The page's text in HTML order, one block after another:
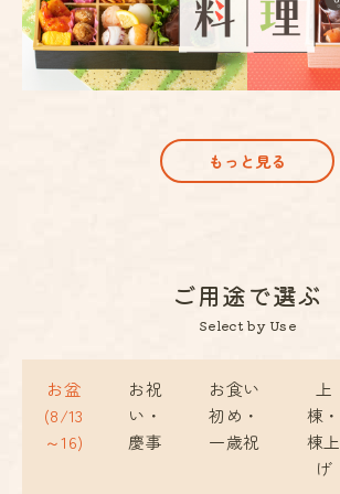
もっと見る
ご用途で選ぶ
Select by Use
お盆
(8/13
～16)
お祝
い・
慶事
お食い
初め・
一歳祝
上
棟・
棟上
げ